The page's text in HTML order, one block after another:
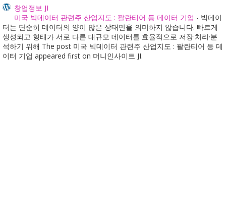
창업정보 JI
미국 빅데이터 관련주 산업지도 : 팔란티어 등 데이터 기업 - 빅데이
터는 단순히 데이터의 양이 많은 상태만을 의미하지 않습니다. 빠르게
생성되고 형태가 서로 다른 대규모 데이터를 효율적으로 저장·처리·분
석하기 위해 The post 미국 빅데이터 관련주 산업지도 : 팔란티어 등 데
이터 기업 appeared first on 머니인사이트 JI.